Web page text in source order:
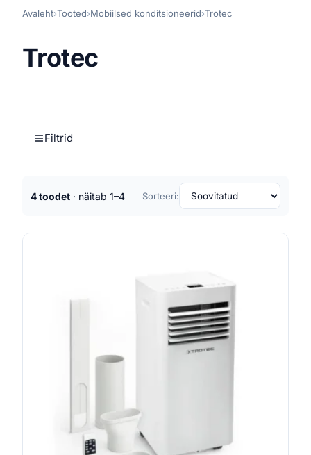
Avaleht›Tooted›Mobiilsed konditsioneerid›Trotec
Trotec
Filtrid
4 toodet · näitab 1–4 Sorteeri: